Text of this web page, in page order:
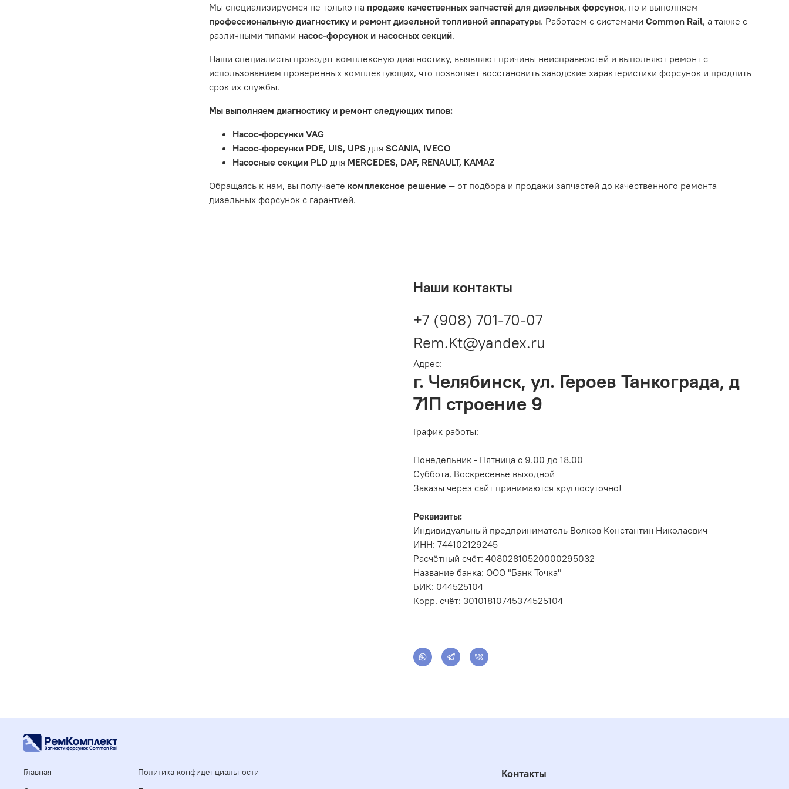
Гарантия не распространяется на следующие случаи:
Истек гарантийный срок.
Товар является расходным материалом, который подвержен естественному износу. Это включает тормозные колодки,
диски сцепления, свечи зажигания и т.д.
Неисправности вызваны ДТП, неправильной установкой или чрезмерным износом.
Мы специализируемся не только на продаже качественных запчастей для дизельных форсунок, но и выполняем
профессиональную диагностику и ремонт дизельной топливной аппаратуры. Работаем с системами Common Rail, а также с
различными типами насос-форсунок и насосных секций.
Наши специалисты проводят комплексную диагностику, выявляют причины неисправностей и выполняют ремонт с
использованием проверенных комплектующих, что позволяет восстановить заводские характеристики форсунок и продлить
срок их службы.
Мы выполняем диагностику и ремонт следующих типов:
Насос-форсунки VAG
Насос-форсунки PDE, UIS, UPS для SCANIA, IVECO
Насосные секции PLDдля MERCEDES, DAF, RENAULT, KAMAZ
Обращаясь к нам, вы получаете комплексное решение — от подбора и продажи запчастей до качественного ремонта
дизельных форсунок с гарантией.
Наши контакты
+7 (908) 701-70-07
Rem.Kt@yandex.ru
Адрес:
г. Челябинск, ул. Героев Танкограда, д
71П строение 9
График работы:
Понедельник - Пятница с 9.00 до 18.00
Суббота, Воскресенье выходной
Заказы через сайт принимаются круглосуточно!
Реквизиты:
Индивидуальный предприниматель Волков Константин Николаевич
ИНН: 744102129245
Расчётный счёт: 40802810520000295032
Название банка: ООО "Банк Точка"
БИК: 044525104
Корр. счёт: 30101810745374525104
Главная
Политика конфиденциальности
Контакты